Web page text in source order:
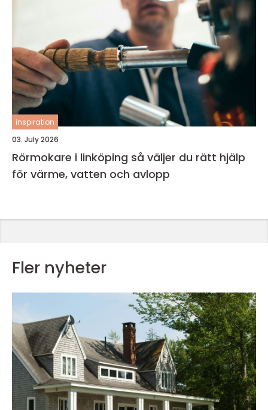
inspiration
03. July 2026
Rörmokare i linköping så väljer du rätt hjälp
för värme, vatten och avlopp
Fler nyheter